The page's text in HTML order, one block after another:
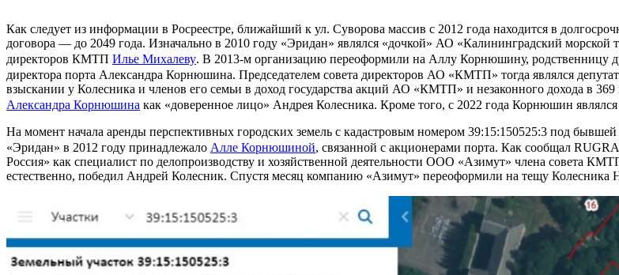
Как следует из информации в Росреестре, ближайший к ул. Суворова массив с 2012 года находится в
договора — до 2049 года. Изначально в 2010 году «Эридан» являлся «дочкой» АО «Калининградский морской
директоров КМТП Илье Михалеву. В 2013-м организацию переоформили на Аллу Корнюшину,
директора порта Александра Корнюшина. Председателем совета директоров АО «КМТП» тогда являлся
взыскании у Колесника и членов его семьи в доход государства акций АО «КМТП» и незаконного дохода в 369
Александра Корнюшина как «доверенное лицо» Андрея Колесника. Кроме того, с 2022 года Корнюшин
На момент начала аренды перспективных городских земель с кадастровым номером 39:15:150525:3 под
«Эридан» в 2012 году принадлежало Алле Корнюшиной, связанной с акционерами порта. Как сообщал
Россия» как специалист по делопроизводству и хозяйственной деятельности ООО «Азимут» члена совета
естественно, победил Андрей Колесник. Спустя месяц компанию «Азимут» переоформили на тещу Колесника